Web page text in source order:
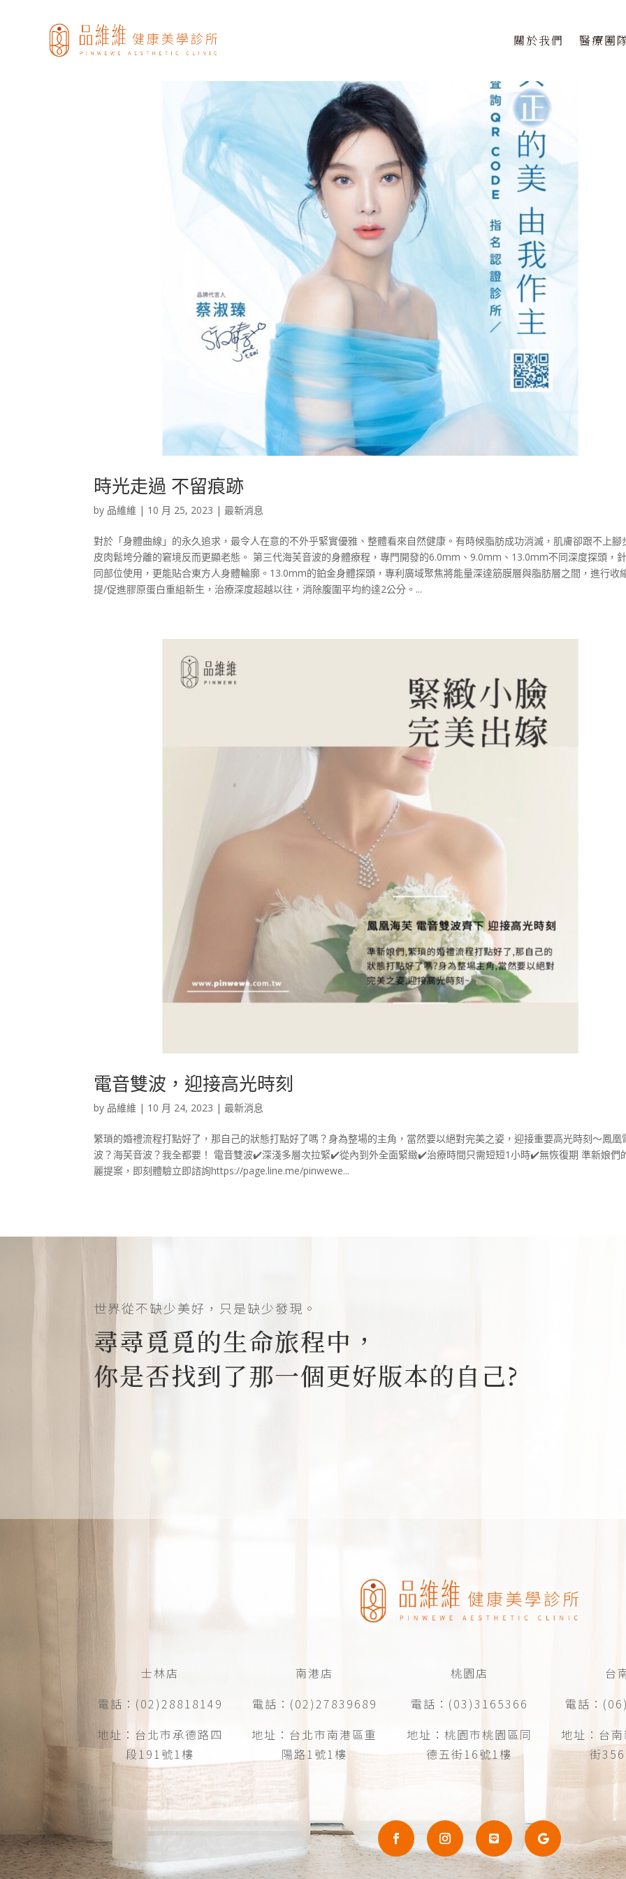
關於我們 醫療團
時光走過 不留痕跡
by 品維維 | 10 月 25, 2023 |最新消息
對於「身體曲線」的永久追求，最令人在意的不外乎緊實優雅、整體看來自然健康。有時候脂肪成功消滅，肌膚卻跟不上腳
皮肉鬆垮分離的窘境反而更顯老態。 第三代海芙音波的身體療程，專門開發的6.0mm、9.0mm、13.0mm不同深度探頭，
同部位使用，更能貼合東方人身體輪廓。13.0mm的鉑金身體探頭，專利廣域聚焦將能量深達筋膜層與脂肪層之間，進行收
提/促進膠原蛋白重組新生，治療深度超越以往，消除腹圍平均約達2公分。...
電音雙波，迎接高光時刻
by 品維維 | 10 月 24, 2023 |最新消息
繁瑣的婚禮流程打點好了，那自己的狀態打點好了嗎？身為整場的主角，當然要以絕對完美之姿，迎接重要高光時刻～鳳凰
波？海芙音波？我全都要！ 電音雙波✔️深淺多層次拉緊✔️從內到外全面緊緻✔️治療時間只需短短1小時✔️無恢復期 準新娘們
麗提案，即刻體驗立即諮詢https://page.line.me/pinwewe...
世界從不缺少美好，只是缺少發現。
尋尋覓覓的生命旅程中，
你是否找到了那一個更好版本的自己?
士林店
電話：(02)28818149
地址：台北市承德路四
段191號1樓
南港店
電話：(02)27839689
地址：台北市南港區重
陽路1號1樓
桃園店
電話：(03)3165366
地址：桃園市桃園區同
德五街16號1樓
台
電話：
地址：台
街